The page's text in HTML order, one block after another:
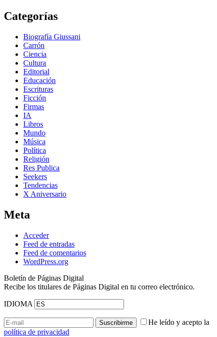
Categorías
Biografía Giussani
Carrón
Ciencia
Cultura
Editorial
Educación
Escrituras
Ficción
Firmas
IA
Libros
Mundo
Música
Política
Religión
Res Publica
Seekers
Tendencias
X Aniversario
Meta
Acceder
Feed de entradas
Feed de comentarios
WordPress.org
Boletín de Páginas Digital
Recibe los titulares de Páginas Digital en tu correo electrónico.
IDIOMA
He leído y acepto la
política de privacidad